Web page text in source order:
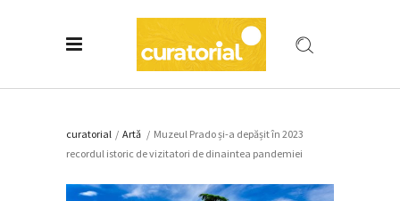
curatorial / Artǎ / Muzeul Prado și-a depășit în 2023
recordul istoric de vizitatori de dinaintea pandemiei